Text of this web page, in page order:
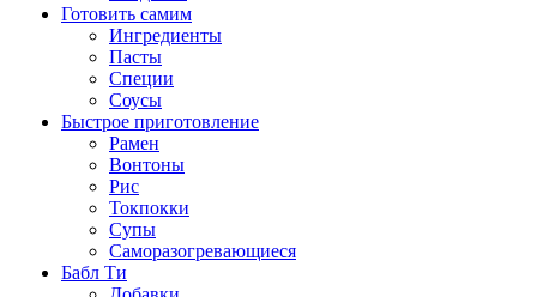
Готовить самим
Ингредиенты
Пасты
Специи
Соусы
Быстрое приготовление
Рамен
Вонтоны
Рис
Токпокки
Супы
Саморазогревающиеся
Бабл Ти